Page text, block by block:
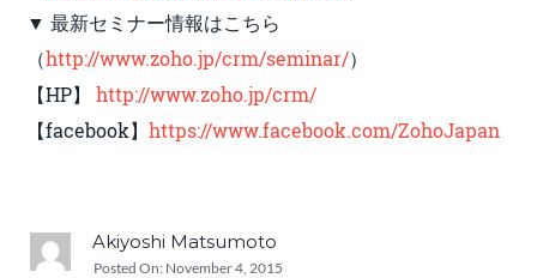
▼ 最新セミナー情報はこちら
（http://www.zoho.jp/crm/seminar/）
【HP】http://www.zoho.jp/crm/
【facebook】https://www.facebook.com/ZohoJapan
Akiyoshi Matsumoto
Posted On: November 4, 2015